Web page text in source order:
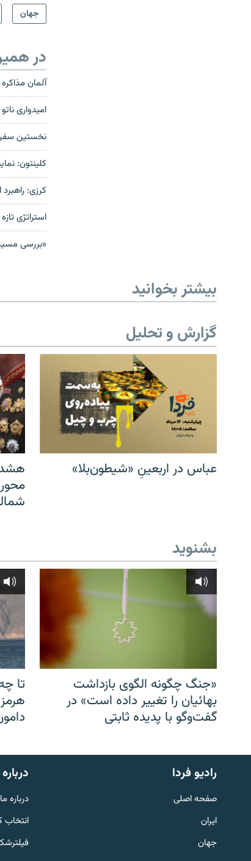
English
به ما بپیوندید
جهان
در
آلمان مذاكره
امیدواری
نخستین سفر
کلینتون:
کرزی: راهبرد
استراتژی
«بررسی مسیر
بیشتر بخوانید
گزارش و تحلیل
عباس در اربعینِ «شیطون‌بلا»
بشنوید
«جنگ چگونه الگوی بازداشت
بهائیان را تغییر داده است» در
گفت‌وگو با پدیده ثابتی
تا
رادیو فردا
صفحه اصلی
ایران
جهان
درباره
درباره ما
انتخاب